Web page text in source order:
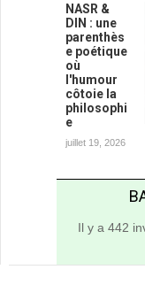
NASR &
DIN : une
parenthès
e poétique
où
l'humour
côtoie la
philosophi
e
juillet 19, 2026
Il y a 442